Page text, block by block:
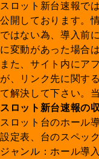
スロット新台速報で
公開しております。
ではない為、導入前
に変動があった場合
また、サイト内にア
が、リンク先に関す
て解決して下さい。
スロット新台速報の
スロット台のホール
設定表、台のスペッ
ジャンル：ホール導